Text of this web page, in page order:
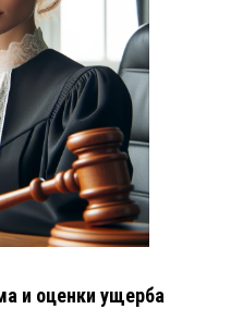
и оценки ущерба